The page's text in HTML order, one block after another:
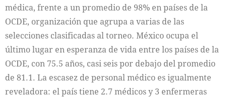
médica, frente a un promedio de 98% en países de la
OCDE, organización que agrupa a varias de las
selecciones clasificadas al torneo. México ocupa el
último lugar en esperanza de vida entre los países de la
OCDE, con 75.5 años, casi seis por debajo del promedio
de 81.1. La escasez de personal médico es igualmente
reveladora: el país tiene 2.7 médicos y 3 enfermeras